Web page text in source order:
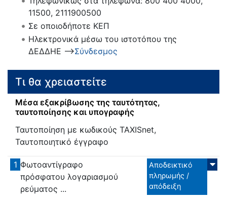
11500, 2111900500
Σε οποιοδήποτε ΚΕΠ
Ηλεκτρονικά μέσω του ιστοτόπου της
ΔΕΔΔΗΕ -->Σύνδεσμος
Τι θα χρειαστείτε
Μέσα εξακρίβωσης της ταυτότητας,
ταυτοποίησης και υπογραφής
Ταυτοποίηση με κωδικούς TAXISnet,
Ταυτοποιητικό έγγραφο
1 Φωτοαντίγραφο
πρόσφατου λογαριασμού
ρεύματος ...
Αποδεικτικό
πληρωμής /
απόδειξη